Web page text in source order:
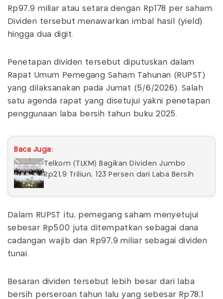
Rp97,9 miliar atau setara dengan Rp178 per saham.
Dividen tersebut menawarkan imbal hasil (yield)
hingga dua digit.
Penetapan dividen tersebut diputuskan dalam
Rapat Umum Pemegang Saham Tahunan (RUPST)
yang dilaksanakan pada Jumat (5/6/2026). Salah
satu agenda rapat yang disetujui yakni penetapan
penggunaan laba bersih tahun buku 2025.
Baca Juga:
Telkom (TLKM) Bagikan Dividen Jumbo
Rp21,9 Triliun, 123 Persen dari Laba Bersih
Dalam RUPST itu, pemegang saham menyetujui
sebesar Rp500 juta ditempatkan sebagai dana
cadangan wajib dan Rp97,9 miliar sebagai dividen
tunai.
Besaran dividen tersebut lebih besar dari laba
bersih perseroan tahun lalu yang sebesar Rp78,1